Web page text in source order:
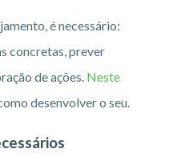
é necessário:
concretas, prever
de ações. Neste
desenvolver o seu.